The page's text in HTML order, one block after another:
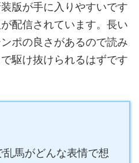
版が手に入りやすいです
配信されています。長い
ポの良さがあるので読み
駆け抜けられるはずです
馬がどんな表情で想